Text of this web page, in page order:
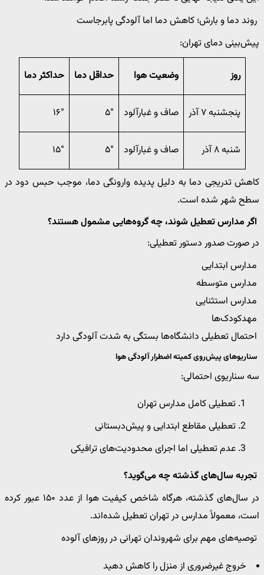
روند دما و بارش؛ کاهش دما اما آلودگی پابرجاست
پیش‌بینی دمای تهران:
روز وضعیت هوا حداقل دما حداکثر دما
پنجشنبه ۷ آذر صاف و غبارآلود ۵° ۱۶°
شنبه ۸ آذر صاف و غبارآلود ۵° ۱۵°
کاهش تدریجی دما به دلیل پدیده وارونگی دما، موجب حبس دود در
سطح شهر شده است.
اگر مدارس تعطیل شوند، چه گروه‌هایی مشمول هستند؟
در صورت صدور دستور تعطیلی:
مدارس ابتدایی
مدارس متوسطه
مدارس استثنایی
مهدکودک‌ها
احتمال تعطیلی دانشگاه‌ها بستگی به شدت آلودگی دارد
سناریوهای پیش‌روی کمیته اضطرار آلودگی هوا
سه سناریوی احتمالی:
تعطیلی کامل مدارس تهران
تعطیلی مقاطع ابتدایی و پیش‌دبستانی
عدم تعطیلی اما اجرای محدودیت‌های ترافیکی
تجربه سال‌های گذشته چه می‌گوید؟
در سال‌های گذشته، هرگاه شاخص کیفیت هوا از عدد ۱۵۰ عبور کرده
است، معمولاً مدارس در تهران تعطیل شده‌اند.
توصیه‌های مهم برای شهروندان تهرانی در روزهای آلوده
خروج غیرضروری از منزل را کاهش دهید